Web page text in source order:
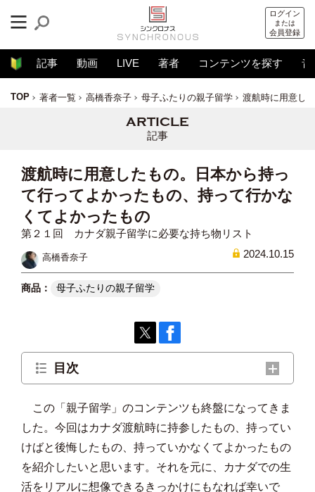
ログイン
または
会員登録
記事 動画 LIVE 著者 コンテンツを探す 音
TOP 著者一覧 高橋香奈子 母子ふたりの親子留学 渡航時に用意し
記事
渡航時に用意したもの。日本から持っ
て行ってよかったもの、持って行かな
くてよかったもの
第２１回 カナダ親子留学に必要な持ち物リスト
高橋香奈子 2024.10.15
母子ふたりの親子留学
目次
カナダに持っていけばよかったと後悔したもの
日本からカナダに持っていかなくてよかったもの
日本に一時帰国するたびに買うもの
この「親子留学」のコンテンツも終盤になってきま
した。今回はカナダ渡航時に持参したもの、持ってい
けばと後悔したもの、持っていかなくてよかったもの
を紹介したいと思います。それを元に、カナダでの生
活をリアルに想像できるきっかけにもなれば幸いで